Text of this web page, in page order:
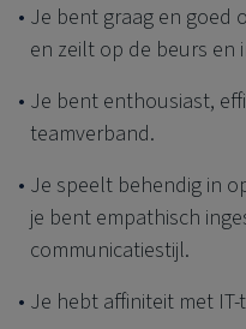
Je bent graag en goed
en zeilt op de beurs en
Je bent enthousiast,
teamverband.
Je speelt behendig in
je bent empathisch
communicatiestijl.
Je hebt affiniteit met